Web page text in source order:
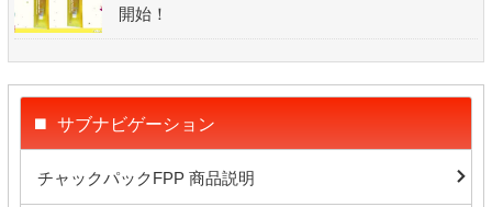
開始！
サブナビゲーション
チャックパックFPP 商品説明